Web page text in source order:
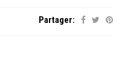
Partager: